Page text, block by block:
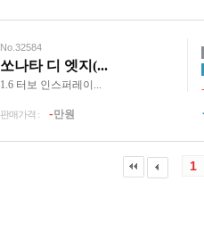
No.32584
쏘나타 디 엣지(...
1.6 터보 인스퍼레이... -
판매가격 : -만원
1